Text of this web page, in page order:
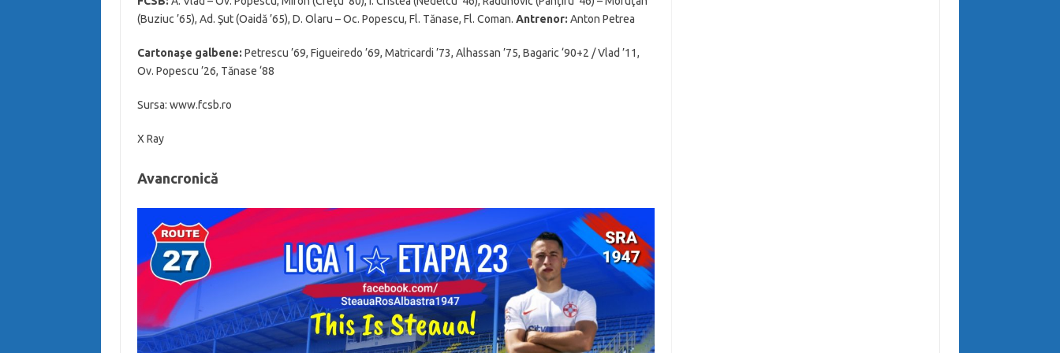
(Buziuc ’65), Ad. Şut (Oaidă ’65), D. Olaru – Oc. Popescu, Fl. Tănase, Fl. Coman. Antrenor: Anton Petrea
Cartonaşe galbene: Petrescu ’69, Figueiredo ’69, Matricardi ’73, Alhassan ’75, Bagaric ‘90+2 / Vlad ’11,
Ov. Popescu ’26, Tănase ‘88
Sursa: www.fcsb.ro
X Ray
Avancronică